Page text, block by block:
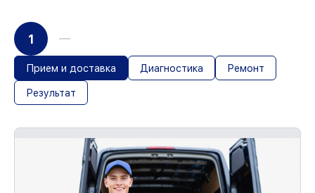
1
Прием и доставка Диагностика Ремонт
Результат